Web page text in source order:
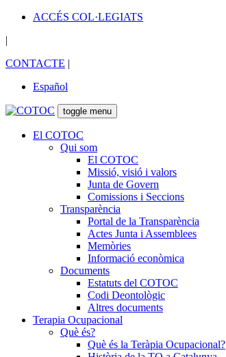
ACCÉS COL·LEGIATS
|
CONTACTE |
Español
toggle menu
El COTOC
Qui som
El COTOC
Missió, visió i valors
Junta de Govern
Comissions i Seccions
Transparència
Portal de la Transparència
Actes Junta i Assemblees
Memòries
Informació econòmica
Documents
Estatuts del COTOC
Codi Deontològic
Altres documents
Terapia Ocupacional
Què és?
Què és la Teràpia Ocupacional?